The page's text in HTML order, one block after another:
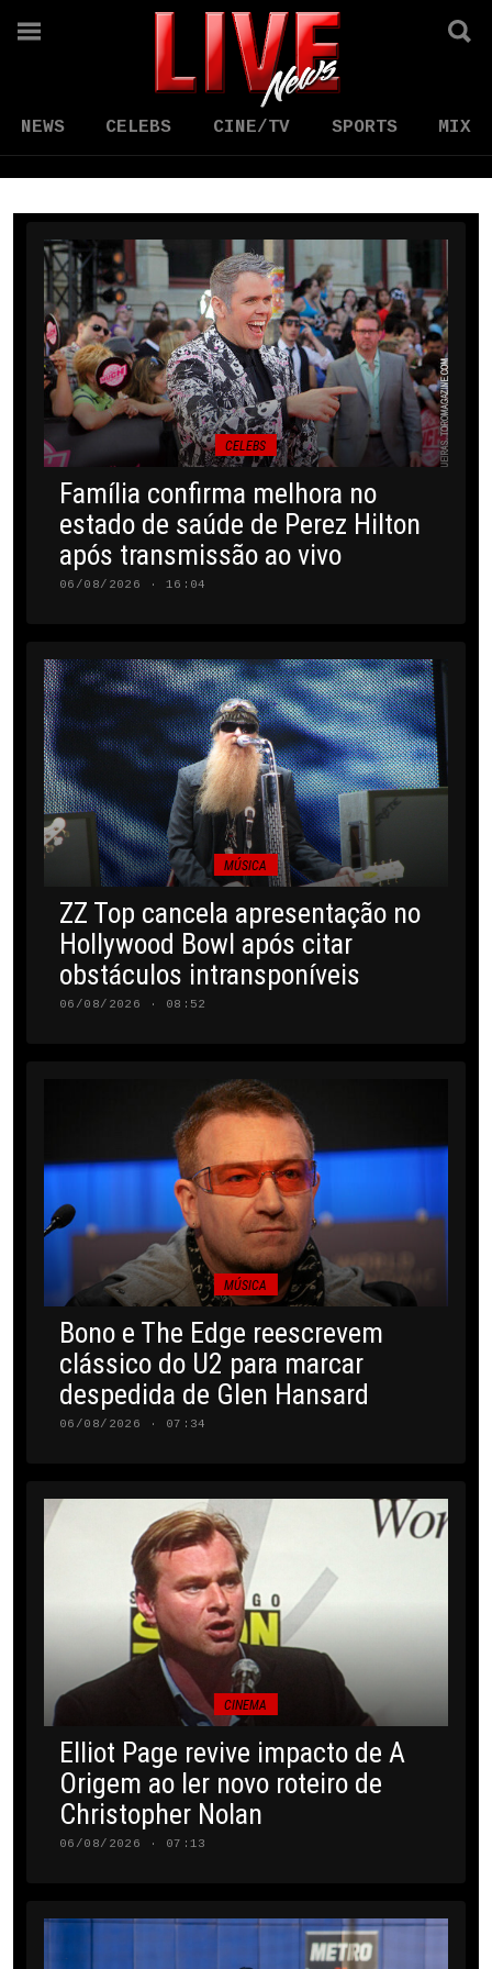
NEWS CELEBS CINE/TV SPORTS MIX
CELEBS
Família confirma melhora no
estado de saúde de Perez Hilton
após transmissão ao vivo
06/08/2026 · 16:04
MÚSICA
ZZ Top cancela apresentação no
Hollywood Bowl após citar
obstáculos intransponíveis
06/08/2026 · 08:52
MÚSICA
Bono e The Edge reescrevem
clássico do U2 para marcar
despedida de Glen Hansard
06/08/2026 · 07:34
CINEMA
Elliot Page revive impacto de A
Origem ao ler novo roteiro de
Christopher Nolan
06/08/2026 · 07:13